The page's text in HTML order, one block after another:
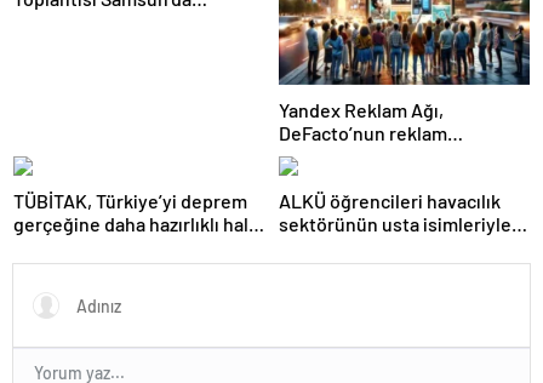
Yandex Reklam Ağı,
DeFacto’nun reklam
başarısında kritik bir rol
oynadı
TÜBİTAK, Türkiye’yi deprem
gerçeğine daha hazırlıklı hale
ALKÜ öğrencileri havacılık
sektörünün usta isimleriyle